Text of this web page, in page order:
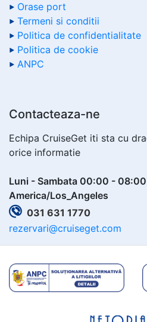
Orase port
Termeni si conditii
Politica de confidentialitate
Politica de cookie
ANPC
Contacteaza-ne
Echipa CruiseGet iti sta cu
orice informatie
Luni - Sambata 00:00 - 08:00
America/Los_Angeles
031 631 1770
rezervari@cruiseget.com